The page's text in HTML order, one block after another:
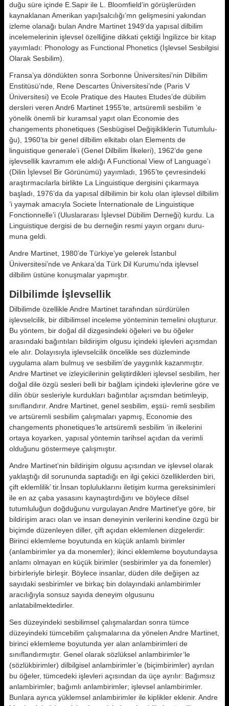
duğu süre içinde E.Sapir ile L. Bloomfield’in görüşlerüıden
kaynaklanan Amerikan yapı]salcılığı’mn gelişmesi­ni yakından
izleme olanağı bulan An­dre Martinet 1949’da yapısal dilbilim
incelemelerinin işlevsel özelliğine dik­kati çektiği İngilizce bir kitap
yayım­ladı: Phonology as Functional Phonetics (İşlevsel Sesbilgisi
Olarak Sesbi­lim).
Fransa’ya döndükten sonra Sorbonne Üniversitesi’nin Dilbilim
Enstitüsü’nde, Rene Descartes Üniversitesi’nde (Paris V
Üniversitesi) ve Ecole Pratique des Hautes Etudes’de dübilim
dersleri veren Andr6 Martinet 1955’te, artsüremli sesbilim ’e
yönelik önemli bir kuramsal yapıt olan Economie des
changements phonetiques (Sesbügisel Değişikliklerin Tutumlulu­
ğu), 1960’ta bir genel dilbilim elkitabı olan Elements de
linguistique generale’i (Genel Dilbilim İlkeleri), 1962’de gene
işlevsellik kavramım ele aldığı A Functional View of Language’ı
(Dilin İşlevsel Bir Görünümü) yayımladı, 1965’te çevresindeki
araştırmacılarla birlikte La Linguistique dergisini çı­karmaya
başladı, 1976’da da yapısal dilbilimin bir kolu olan işlevsel dilbi­lim
’i yaymak amacıyla Societe İnternationale de Linguistique
Fonctionnelle’i (Uluslararası İşlevsel Dübilim Derneği) kurdu. La
Linguistique dergisi de bu derneğin resmi yayın organı duru­
muna geldi.
Andre Martinet, 1980’de Türkiye’ye gelerek İstanbul
Üniversitesi’nde ve Ankara’da Türk Dil Kurumu’nda iş­levsel
dilbilim üstüne konuşmalar yapmıştır.
Dilbilimde İşlevsellik
Dilbilimde özellikle Andre Martinet tarafından sürdürülen
işlevselcilik, bir dilbilimsel inceleme yönteminin temelini oluşturur.
Bu yöntem, bir doğal dil dizgesindeki öğeleri ve bu öğeler
arasındaki bağıntıları bildirişim olgu­su içindeki işlevleri açısmdan
ele alır. Dolayısıyla işlevselcilik öncelikle ses düzleminde
uygulama alam bulmuş ve sesbilim’de yaygınlık kazanmıştır.
Andre Martinet ve izleyicilerinin ge­liştirdikleri işlevsel sesbilim, her
do­ğal dile özgü sesleri belli bir bağlam içindeki işlevlerine göre ve
dilin öbür sesleriyle kurdukları bağıntılar açı­smdan betimleyip,
sınıflandırır. Andre Martinet, genel sesbilim, eşsü- remli sesbilim
ve artsüremli sesbilim çalışmaları yapmış, Economie des
changements phonetiques’le artsü­remli sesbilim ’in ilkelerini
ortaya ko­yarken, yapısal yöntemin tarihsel açı­dan da verimli
olduğunu göstermeye çalışmıştır.
Andre Martinet’nin bildirişim olgusu açısından ve işlevsel olarak
yaklaştı­ğı dil sorununda saptadığı en ilgi çe­kici özelliklerden biri,
çift eklemlilik’ tir.İnsan topluluklarını iletişim kur­ma gereksinimleri
ile en az çaba ya­sasını kaynaştırdığını ve böylece dil­sel
tutumluluğun doğduğunu vurgula­yan Andre Martinet’ye göre, bir
bildirişim aracı olan ve insan deneyinin verilerini kendine özgü bir
biçimde düzenleyen diller, çift açıdan eklem­lenen dizgelerdir:
Birinci eklemleme boyutunda en küçük anlamlı birimler
(anlambirimler ya da monemler); ikin­ci eklemleme boyutundaysa
anlamı ol­mayan en küçük birimler (sesbirimler ya da fonemler)
birbirleriyle birleşir. Böylece insanlar, düden dile değişen az
sayıdaki sesbirimler ve birkaç bin dolayındaki anlambirimler
aracılığıy­la sonsuz sayıda deneyim olgusunu
anlatabilmektedirler.
Ses düzeyindeki sesbilimsel çalışma­lardan sonra tümce
düzeyindeki tümcebilim çalışmalarına da yönelen Andre Martinet,
birinci eklemleme boyutunda yer alan anlambirimleri de
sınıflandırmıştır. Genel olarak sözlüksel anlambirimler’le
(sözlükbirimler) dilbilgisel anlambirimler’e (biçimbirimler) ayrılan
bu öğeler, tümcedeki işlevleri açısından da üçe ayrılır: Ba­ğımsız
anlambirimler; bağımlı anlam­birimler; işlevsel anlambirimler.
Bunlara ayrıca yüklemsel anlambirimler ile kiplikler eklenir. Andre